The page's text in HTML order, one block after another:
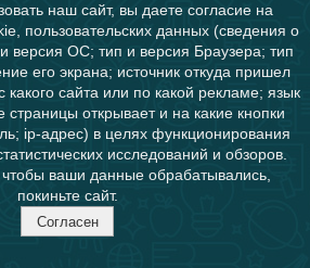
наш сайт, вы даете согласие на
пользовательских данных (сведения о
версия ОС; тип и версия Браузера; тип
его экрана; источник откуда пришел
какого сайта или по какой рекламе; язык
открывает и на какие кнопки
ip-адрес) в целях функционирования
исследований и обзоров.
ваши данные обрабатывались,
покиньте сайт.
Согласен